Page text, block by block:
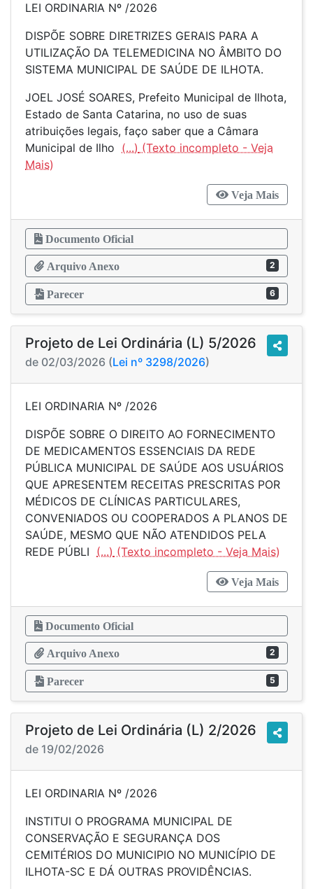
LEI ORDINARIA Nº /2026
DISPÕE SOBRE DIRETRIZES GERAIS PARA A
UTILIZAÇÃO DA TELEMEDICINA NO ÂMBITO DO
SISTEMA MUNICIPAL DE SAÚDE DE ILHOTA.
JOEL JOSÉ SOARES, Prefeito Municipal de Ilhota,
Estado de Santa Catarina, no uso de suas
atribuições legais, faço saber que a Câmara
Municipal de Ilho (...)
Veja Mais
Documento Oficial
Arquivo Anexo 2
Parecer 6
Projeto de Lei Ordinária (L) 5/2026
de 02/03/2026 (Lei nº 3298/2026)
LEI ORDINARIA Nº /2026
DISPÕE SOBRE O DIREITO AO FORNECIMENTO
DE MEDICAMENTOS ESSENCIAIS DA REDE
PÚBLICA MUNICIPAL DE SAÚDE AOS USUÁRIOS
QUE APRESENTEM RECEITAS PRESCRITAS POR
MÉDICOS DE CLÍNICAS PARTICULARES,
CONVENIADOS OU COOPERADOS A PLANOS DE
SAÚDE, MESMO QUE NÃO ATENDIDOS PELA
REDE PÚBLI (...)
Veja Mais
Documento Oficial
Arquivo Anexo 2
Parecer 5
Projeto de Lei Ordinária (L) 2/2026
de 19/02/2026
LEI ORDINARIA Nº /2026
INSTITUI O PROGRAMA MUNICIPAL DE
CONSERVAÇÃO E SEGURANÇA DOS
CEMITÉRIOS DO MUNICIPIO NO MUNICÍPIO DE
ILHOTA-SC E DÁ OUTRAS PROVIDÊNCIAS.